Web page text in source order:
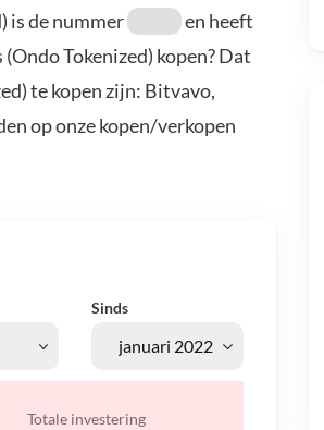
is de nummer
en heeft
Tokenized) kopen? Dat
te kopen zijn: Bitvavo,
op onze kopen/verkopen
Sinds
Totale investering